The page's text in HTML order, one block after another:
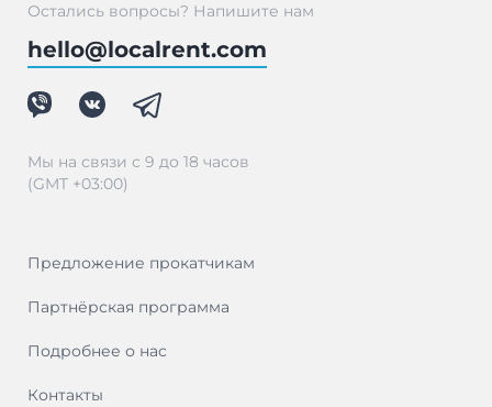
Предложение прокатчикам
Партнёрская программа
Подробнее о нас
Контакты
Остались вопросы? Напишите нам
hello@localrent.com
Мы на связи с 9 до 18 часов
(GMT +03:00)